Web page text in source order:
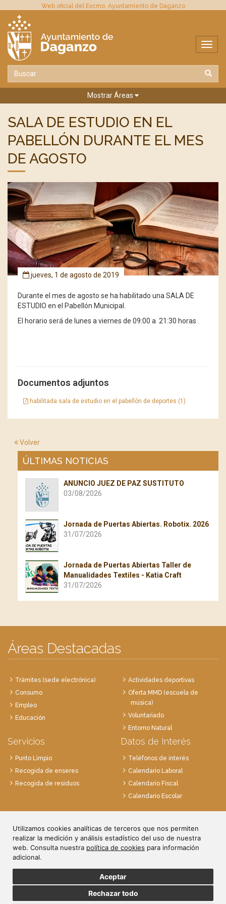
Utilizamos cookies analíticas de terceros que nos permiten
realizar la medición y análisis estadístico del uso de nuestra
web. Consulta nuestra política de cookies para información
adicional.
Aceptar
Rechazar todo
Web oficial del Excmo. Ayuntamiento de Daganzo
Mostrar Áreas
SALA DE ESTUDIO EN EL
PABELLÓN DURANTE EL MES
DE AGOSTO
jueves, 1 de agosto de 2019
Durante el mes de agosto se ha habilitado una SALA DE
ESTUDIO en el Pabellón Municipal.
El horario será de lunes a viernes de 09:00 a 21:30 horas .
Documentos adjuntos
habilitada sala de estudio en el pabellón de deportes (1)
Volver
ÚLTIMAS NOTICIAS
ANUNCIO JUEZ DE PAZ SUSTITUTO
03/08/2026
Jornada de Puertas Abiertas. Robotix. 2026
31/07/2026
Jornada de Puertas Abiertas Taller de
Manualidades Textiles - Katia Craft
31/07/2026
Áreas Destacadas
Trámites (sede electrónica)
Consumo
Empleo
Educación
Actividades deportivas
Oferta MMD (escuela de
música)
Voluntariado
Entorno Natural
Servicios
Punto Limpio
Recogida de enseres
Recogida de residuos
Datos de Interés
Teléfonos de interés
Calendario Laboral
Calendario Fiscal
Calendario Escolar
28814 Daganzo, Madrid
Tlf. 91 884 52 59
Fax. 91 884 52 92
© Ayuntamiento de Daganzo.